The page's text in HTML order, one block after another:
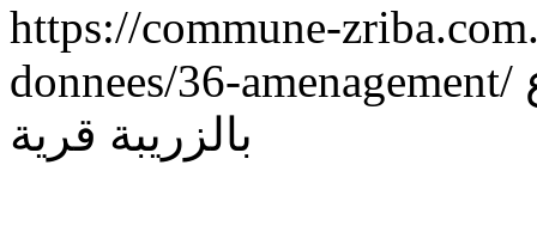
https://commune-
donnees/36-amenagement/
بالزريبة قرية